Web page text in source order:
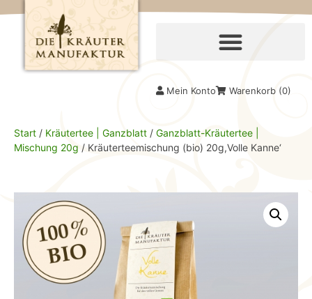
Warenkorb (0)
Mein Konto
Start / Kräutertee | Ganzblatt / Ganzblatt-Kräutertee |
Mischung 20g / Kräuterteemischung (bio) 20g,Volle Kanne‘